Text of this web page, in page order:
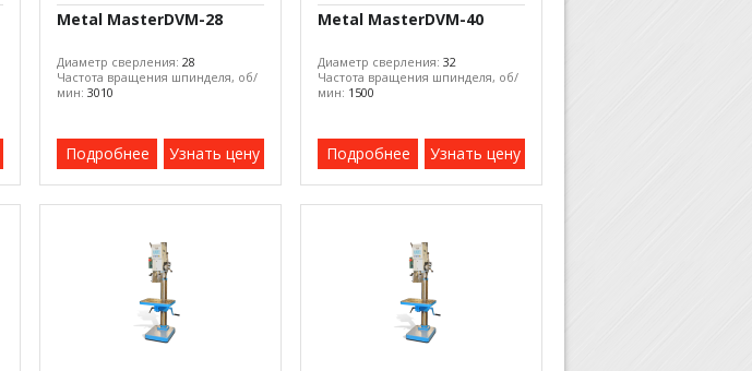
Metal MasterDVM-28
Диаметр сверления: 28
Частота вращения шпинделя, об/
мин: 3010
Подробнее Узнать цену
Metal MasterDVM-40
Диаметр сверления: 32
Частота вращения шпинделя, об/
мин: 1500
Подробнее Узнать цену